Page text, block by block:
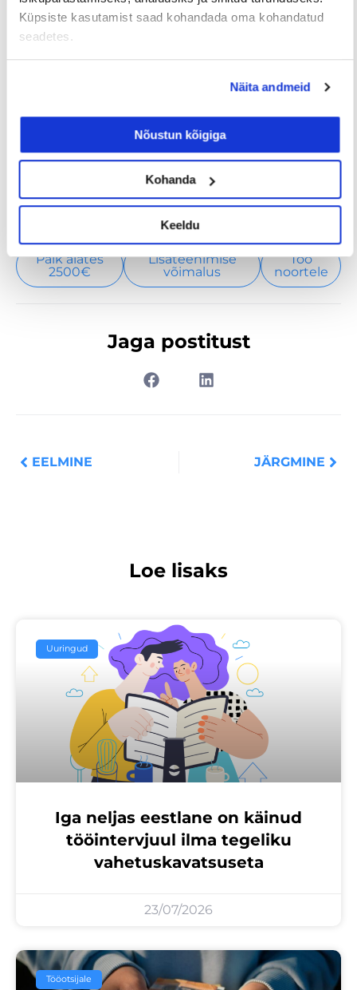
Küpsiste kasutamist saad kohandada oma kohandatud
seadetes.
Näita andmeid
Nõustun kõigiga
Kohanda
Keeldu
kinnitab Hanni.
Lõpetuseks, lapsed ei ole takistuseks ühelgi
karjäärivalikul ja eneserealiseerimisel. Küsimus
palgaga töö
Palk alates
2500€
Lisateenimise
võimalus
Töö
noortele
Jaga postitust
EELMINE JÄRGMINE
Loe lisaks
Uuringud
Iga neljas eestlane on käinud
tööintervjuul ilma tegeliku
vahetuskavatsuseta
23/07/2026
Tööotsijale